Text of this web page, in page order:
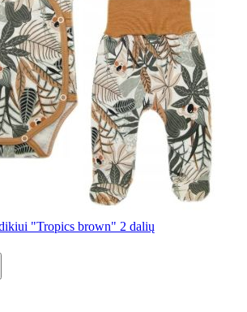
"Tropics brown" 2 dalių